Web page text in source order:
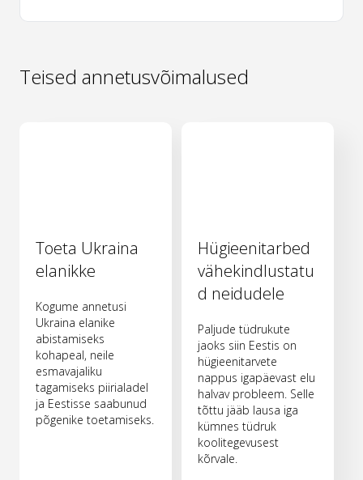
Teised annetusvõimalused
Toeta Ukraina
elanikke
Kogume annetusi
Ukraina elanike
abistamiseks
kohapeal, neile
esmavajaliku
tagamiseks piirialadel
ja Eestisse saabunud
põgenike toetamiseks.
Hügieenitarbed
vähekindlustatu
d neidudele
Paljude tüdrukute
jaoks siin Eestis on
hügieenitarvete
nappus igapäevast elu
halvav probleem. Selle
tõttu jääb lausa iga
kümnes tüdruk
koolitegevusest
kõrvale.